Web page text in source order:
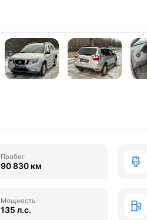
Пробег
90 830 км
Мощность
135 л.с.